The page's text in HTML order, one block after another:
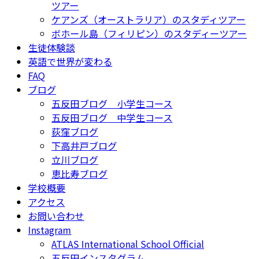
ツアー
ケアンズ（オーストラリア）のスタディツアー
ボホール島（フィリピン）のスタディーツアー
生徒体験談
英語で世界が変わる
FAQ
ブログ
五反田ブログ 小学生コース
五反田ブログ 中学生コース
荻窪ブログ
下高井戸ブログ
立川ブログ
恵比寿ブログ
学校概要
アクセス
お問い合わせ
Instagram
ATLAS International School Official